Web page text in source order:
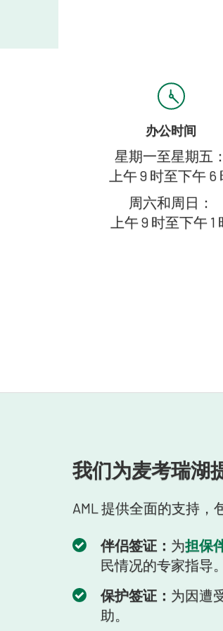
办公时间
星期一至星期五
上午 9 时至下午 6
周六和周日：
上午 9 时至下午 1
我们为麦考瑞湖
AML 提供全面的支持，
伴侣签证： 为担保
民情况的专家指导
保护签证： 为因遭
助。